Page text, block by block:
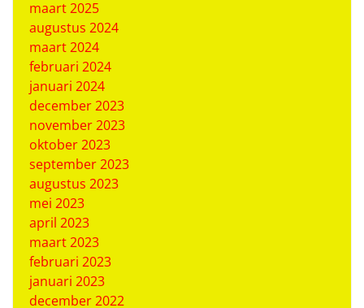
maart 2025
augustus 2024
maart 2024
februari 2024
januari 2024
december 2023
november 2023
oktober 2023
september 2023
augustus 2023
mei 2023
april 2023
maart 2023
februari 2023
januari 2023
december 2022